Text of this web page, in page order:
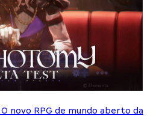
novo RPG de mundo aberto da